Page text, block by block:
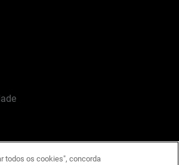
todos os cookies", concorda